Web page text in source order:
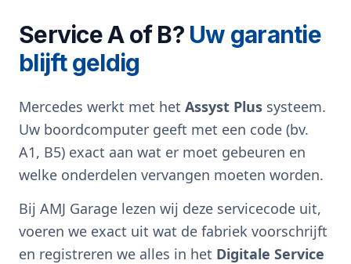
Service A of B? Uw garantie
blijft geldig
Mercedes werkt met het Assyst Plus systeem.
Uw boordcomputer geeft met een code (bv.
A1, B5) exact aan wat er moet gebeuren en
welke onderdelen vervangen moeten worden.
Bij AMJ Garage lezen wij deze servicecode uit,
voeren we exact uit wat de fabriek voorschrijft
en registreren we alles in het Digitale Service